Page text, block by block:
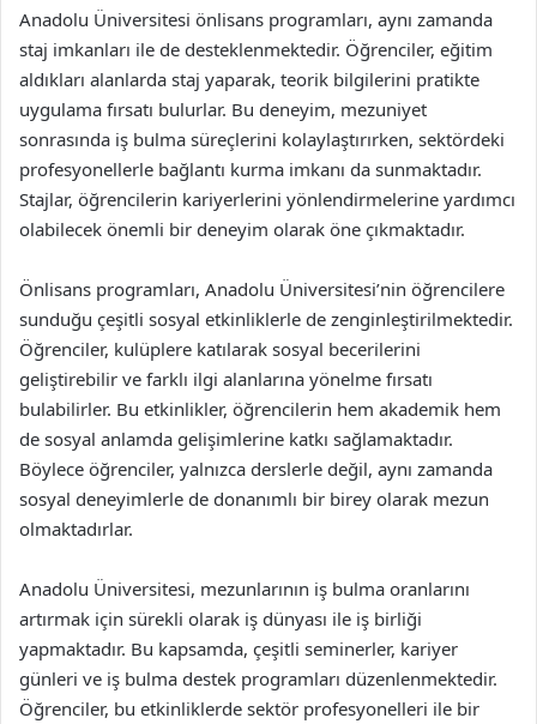
Anadolu Üniversitesi önlisans programları, aynı zamanda
staj imkanları ile de desteklenmektedir. Öğrenciler, eğitim
aldıkları alanlarda staj yaparak, teorik bilgilerini pratikte
uygulama fırsatı bulurlar. Bu deneyim, mezuniyet
sonrasında iş bulma süreçlerini kolaylaştırırken, sektördeki
profesyonellerle bağlantı kurma imkanı da sunmaktadır.
Stajlar, öğrencilerin kariyerlerini yönlendirmelerine yardımcı
olabilecek önemli bir deneyim olarak öne çıkmaktadır.
Önlisans programları, Anadolu Üniversitesi’nin öğrencilere
sunduğu çeşitli sosyal etkinliklerle de zenginleştirilmektedir.
Öğrenciler, kulüplere katılarak sosyal becerilerini
geliştirebilir ve farklı ilgi alanlarına yönelme fırsatı
bulabilirler. Bu etkinlikler, öğrencilerin hem akademik hem
de sosyal anlamda gelişimlerine katkı sağlamaktadır.
Böylece öğrenciler, yalnızca derslerle değil, aynı zamanda
sosyal deneyimlerle de donanımlı bir birey olarak mezun
olmaktadırlar.
Anadolu Üniversitesi, mezunlarının iş bulma oranlarını
artırmak için sürekli olarak iş dünyası ile iş birliği
yapmaktadır. Bu kapsamda, çeşitli seminerler, kariyer
günleri ve iş bulma destek programları düzenlenmektedir.
Öğrenciler, bu etkinliklerde sektör profesyonelleri ile bir